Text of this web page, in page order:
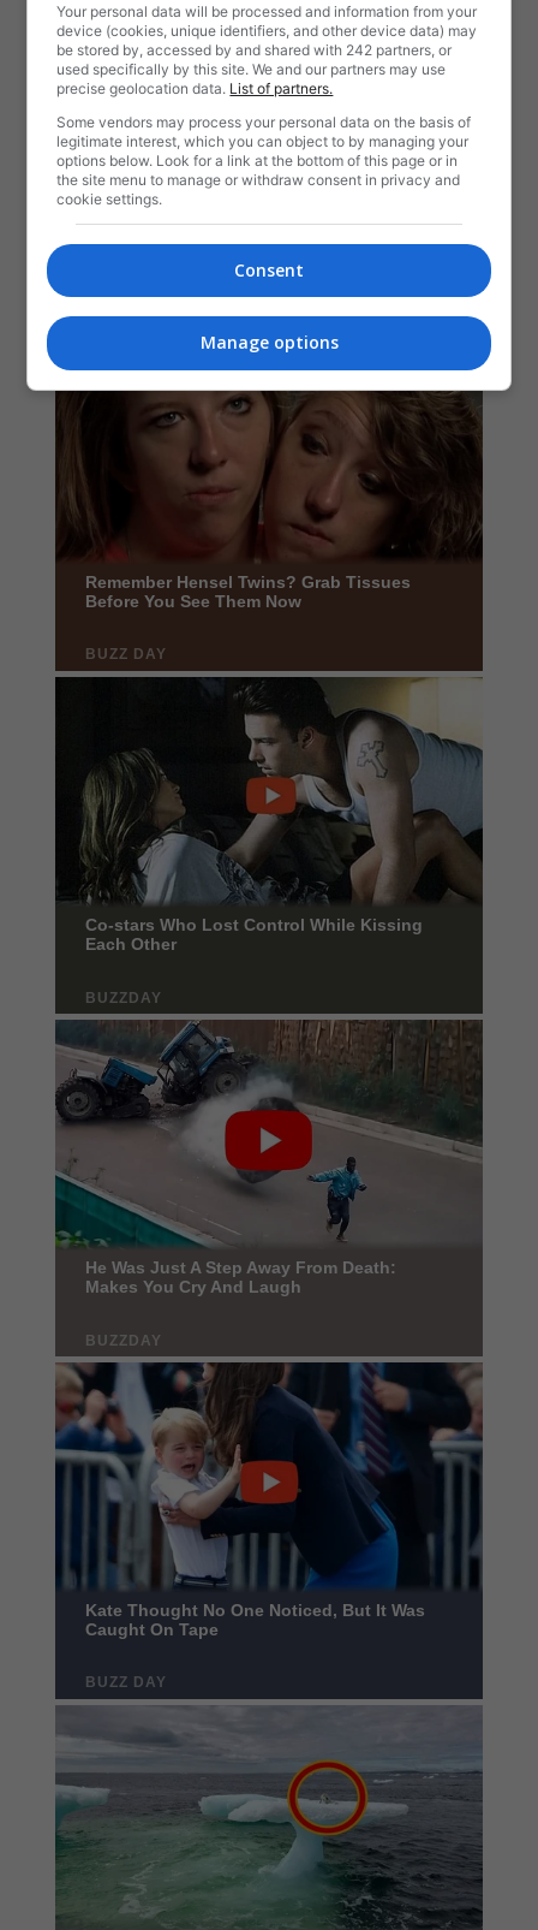
Your personal data will be processed and information from your
device (cookies, unique identifiers, and other device data) may
be stored by, accessed by and shared with 242 partners, or
used specifically by this site. We and our partners may use
precise geolocation data. List of partners.
Some vendors may process your personal data on the basis of
legitimate interest, which you can object to by managing your
options below. Look for a link at the bottom of this page or in
the site menu to manage or withdraw consent in privacy and
cookie settings.
Consent
Manage options